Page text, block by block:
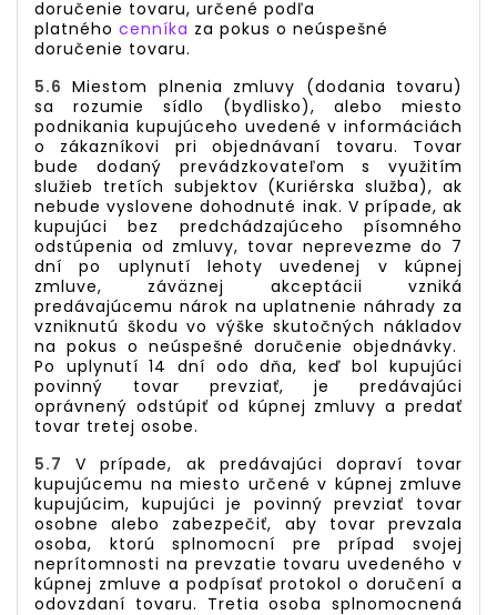
doručenie tovaru, určené podľa
platného cenníka za pokus o neúspešné
doručenie tovaru.
5.6 Miestom plnenia zmluvy (dodania tovaru)
sa rozumie sídlo (bydlisko), alebo miesto
podnikania kupujúceho uvedené v informáciách
o zákazníkovi pri objednávaní tovaru. Tovar
bude dodaný prevádzkovateľom s využitím
služieb tretích subjektov (Kuriérska služba), ak
nebude vyslovene dohodnuté inak. V prípade, ak
kupujúci bez predchádzajúceho písomného
odstúpenia od zmluvy, tovar neprevezme do 7
dní po uplynutí lehoty uvedenej v kúpnej
zmluve, záväznej akceptácii vzniká
predávajúcemu nárok na uplatnenie náhrady za
vzniknutú škodu vo výške skutočných nákladov
na pokus o neúspešné doručenie objednávky.
Po uplynutí 14 dní odo dňa, keď bol kupujúci
povinný tovar prevziať, je predávajúci
oprávnený odstúpiť od kúpnej zmluvy a predať
tovar tretej osobe.
5.7 V prípade, ak predávajúci dopraví tovar
kupujúcemu na miesto určené v kúpnej zmluve
kupujúcim, kupujúci je povinný prevziať tovar
osobne alebo zabezpečiť, aby tovar prevzala
osoba, ktorú splnomocní pre prípad svojej
neprítomnosti na prevzatie tovaru uvedeného v
kúpnej zmluve a podpísať protokol o doručení a
odovzdaní tovaru. Tretia osoba splnomocnená